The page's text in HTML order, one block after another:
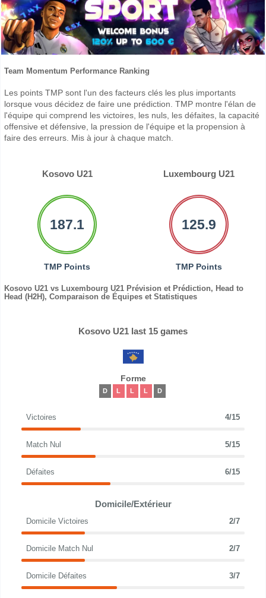
Team Momentum Performance Ranking
Les points TMP sont l'un des facteurs clés les plus importants
lorsque vous décidez de faire une prédiction. TMP montre l'élan de
l'équipe qui comprend les victoires, les nuls, les défaites, la capacité
offensive et défensive, la pression de l'équipe et la propension à
faire des erreurs. Mis à jour à chaque match.
Kosovo U21 Luxembourg U21
187.1
TMP Points
125.9
TMP Points
Kosovo U21 vs Luxembourg U21 Prévision et Prédiction, Head to
Head (H2H), Comparaison de Équipes et Statistiques
Kosovo U21 last 15 games
Forme
D L L L D
Victoires 4/15
Match Nul 5/15
Défaites 6/15
Domicile/Extérieur
Domicile Victoires 2/7
Domicile Match Nul 2/7
Domicile Défaites 3/7